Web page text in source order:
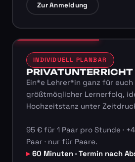
Zur Anmeldung
INDIVIDUELL PLANBAR
PRIVATUNTERRICHT
Ein*e Lehrer*in ganz für euch
größtmöglicher Lernerfolg,
Hochzeitstanz unter
95 € für 1 Paar pro Stunde ·
Paar · nur für Paare.
60 Minuten · Termin nach